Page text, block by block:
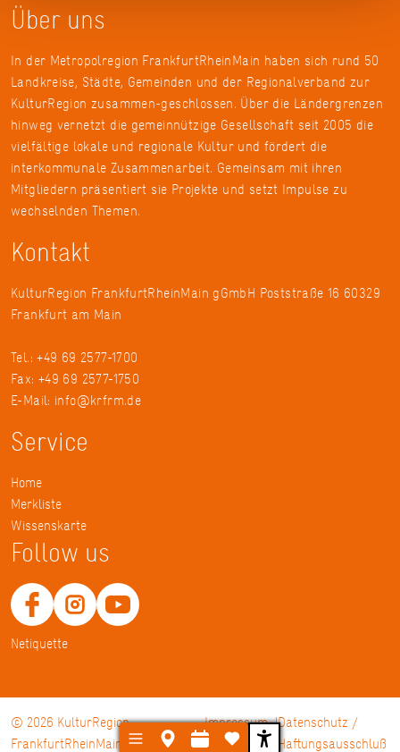
Über uns
In der Metropolregion FrankfurtRheinMain haben sich rund 50
Landkreise, Städte, Gemeinden und der Regionalverband zur
KulturRegion zusammen-geschlossen. Über die Ländergrenzen
hinweg vernetzt die gemeinnützige Gesellschaft seit 2005 die
vielfältige lokale und regionale Kultur und fördert die
interkommunale Zusammenarbeit. Gemeinsam mit ihren
Mitgliedern präsentiert sie Projekte und setzt Impulse zu
wechselnden Themen.
Kontakt
KulturRegion FrankfurtRheinMain gGmbH Poststraße 16 60329
Frankfurt am Main
Tel.: +49 69 2577-1700
Fax: +49 69 2577-1750
E-Mail: info@krfrm.de
Service
Home
Merkliste
Wissenskarte
Follow us
Netiquette
© 2026 KulturRegion
FrankfurtRheinMain gGmbH
Impressum Datenschutz /
Haftungsausschluß